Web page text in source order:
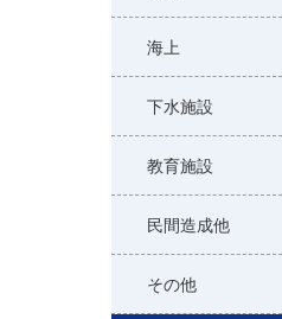
海上
下水施設
教育施設
民間造成他
その他